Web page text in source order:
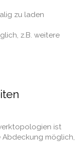
zu laden
z.B. weitere
ist
Abdeckung möglich,